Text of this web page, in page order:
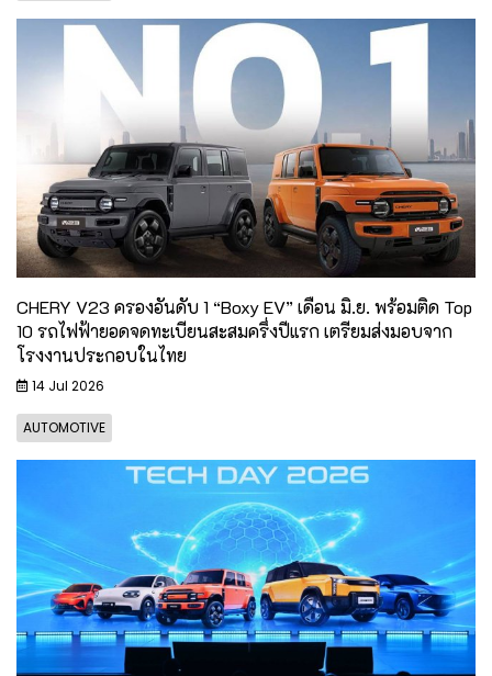
CHERY V23 ครองอันดับ 1 “Boxy EV” เดือน มิ.ย. พร้อมติด Top
10 รถไฟฟ้ายอดจดทะเบียนสะสมครึ่งปีแรก เตรียมส่งมอบจาก
โรงงานประกอบในไทย
14 Jul 2026
AUTOMOTIVE